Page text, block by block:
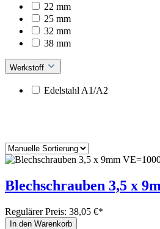
22 mm
25 mm
32 mm
38 mm
Werkstoff
Edelstahl A1/A2
Blechschrauben 3,5 x
Regulärer Preis: 38,05 €*
In den Warenkorb